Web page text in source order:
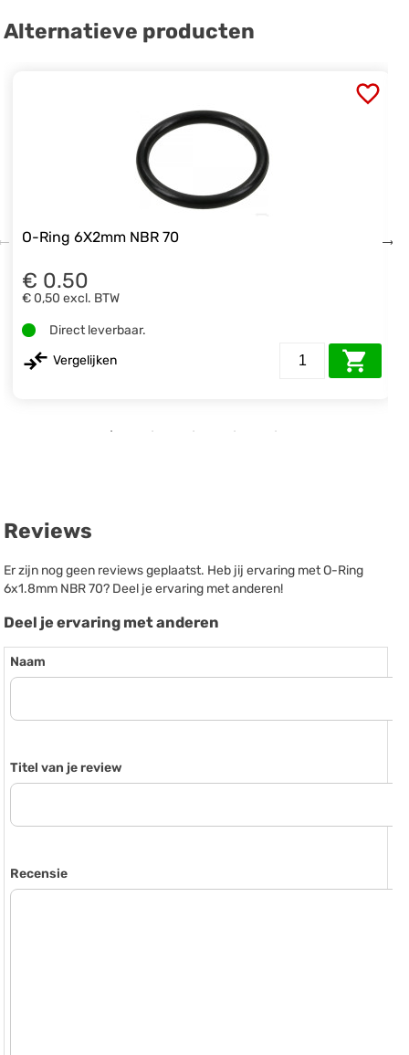
Alternatieve producten
O-Ring 6X2mm NBR 70
€ 0.50
€ 0,50 excl. BTW
Direct leverbaar.
Vergelijken
Reviews
Er zijn nog geen reviews geplaatst. Heb jij ervaring met O-Ring
6x1.8mm NBR 70? Deel je ervaring met anderen!
Deel je ervaring met anderen
Naam
Titel van je review
Recensie